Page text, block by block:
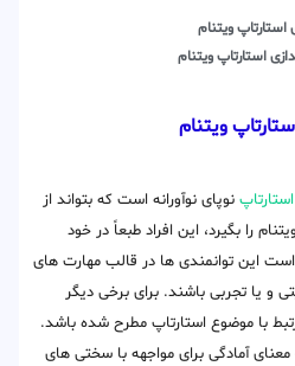
استارتاپ ویتنام
استارتاپ ویتنام
ویتنام
نوپای نوآورانه است که بتواند از
را بگیرد، این افراد طبعاً در خود
است این توانمندی ها در قالب مهارت های
و یا تجربی باشند. برای برخی دیگر
با موضوع استارتاپ مطرح شده باشد.
آمادگی برای مواجهه با سختی های